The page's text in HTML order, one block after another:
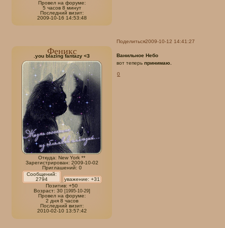
Провел на форуме:
5 часов 8 минут
Последний визит:
2009-10-16 14:53:48
Поделиться2009-10-12 14:41:27
Феникс
.you blazing fantazy <3
Откуда: New York **
Зарегистрирован: 2009-10-02
Приглашений: 0
Сообщений:
2794
уважение: +31
Позитив: +50
Возраст: 30 [1995-10-29]
Провел на форуме:
2 дня 8 часов
Последний визит:
2010-02-10 13:57:42
Ванильное Небо
вот теперьпринимаю.
0